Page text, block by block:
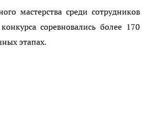
мастерства среди сотрудников
соревновались более 170
этапах.